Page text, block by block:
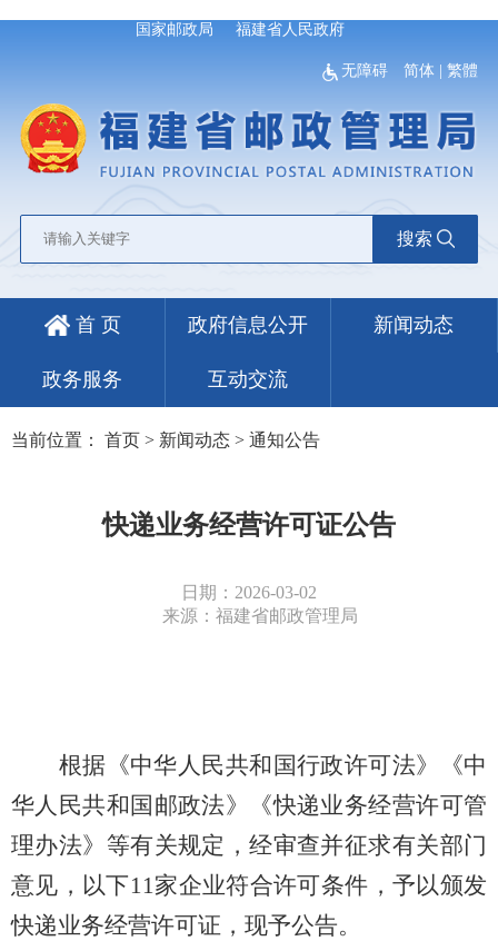
国家邮政局 福建省人民政府
无障碍 简体 |繁體
搜索
首 页 政府信息公开 新闻动态
政务服务 互动交流
当前位置： 首页 > 新闻动态 > 通知公告
快递业务经营许可证公告
日期：2026-03-02
来源：福建省邮政管理局
根据《中华人民共和国行政许可法》《中
华人民共和国邮政法》《快递业务经营许可管
理办法》等有关规定，经审查并征求有关部门
意见，以下11家企业符合许可条件，予以颁发
快递业务经营许可证，现予公告。